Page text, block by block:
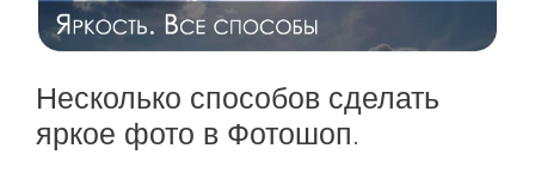
Несколько способов сделать
яркое фото в Фотошоп.